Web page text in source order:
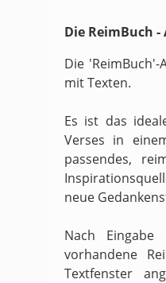
Die ReimBuch
Die
mit Texten.
Es ist das
Verses in
passendes,
neue
Nach
vorhandene
Textfenster